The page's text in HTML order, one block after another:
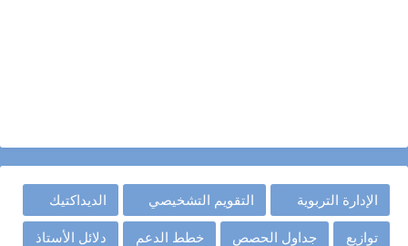
الإدارة التربوية التقويم التشخيصي الديداكتيك
توازيع جداول الحصص خطط الدعم دلائل الأستاذ